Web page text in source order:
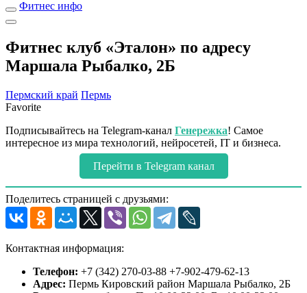
Фитнес инфо
Фитнес клуб «Эталон» по адресу
Маршала Рыбалко, 2Б
Пермский край Пермь
Favorite
Подписывайтесь на Telegram-канал Генережка! Самое
интересное из мира технологий, нейросетей, IT и бизнеса.
Перейти в Telegram канал
Поделитесь страницей с друзьями:
Контактная информация:
Телефон: +7 (342) 270-03-88 +7-902-479-62-13
Адрес: Пермь Кировский район Маршала Рыбалко, 2Б